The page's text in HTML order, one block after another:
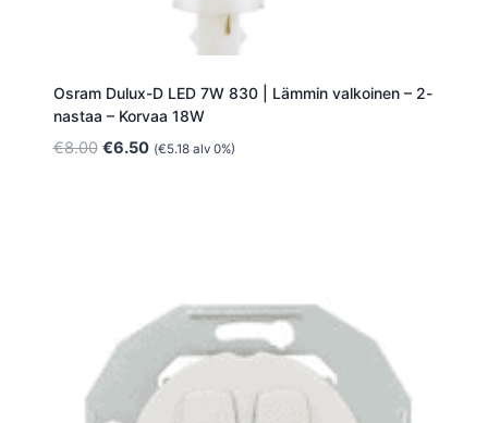
Osram Dulux-D LED 7W 830 | Lämmin valkoinen – 2-
nastaa – Korvaa 18W
€8.00 Alkuperäinen
€6.50Nykyinen
(€5.18alv 0%)